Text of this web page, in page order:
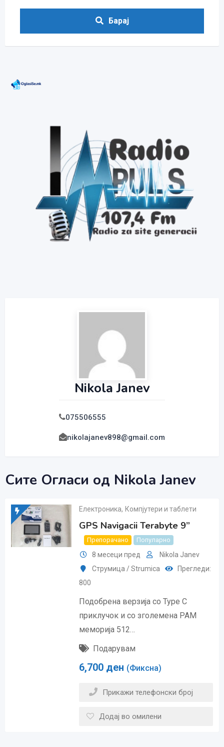
Барај
Nikola Janev
075506555
nikolajanev898@gmail.com
Сите Огласи од Nikola Janev
Електроника, Компјутери и таблети
GPS Navigacii Terabyte 9”
Препорачано Популарно
8 месеци пред
Nikola Janev
Струмица / Strumica
Прегледи:
800
Подобрена верзија со Type C
приклучок и со зголемена РАМ
меморија 512…
Подарувам
6,700 ден (Фиксна)
Прикажи телефонски број
Додај во омилени